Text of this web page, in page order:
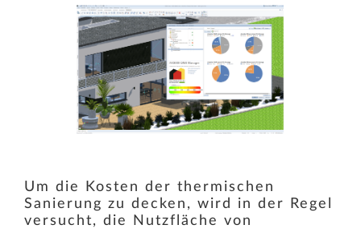
Um die Kosten der thermischen
Sanierung zu decken, wird in der Regel
versucht, die Nutzfläche von